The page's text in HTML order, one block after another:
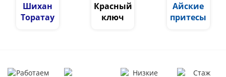
Шихан
Торатау
Красный
ключ
Айские
притесы